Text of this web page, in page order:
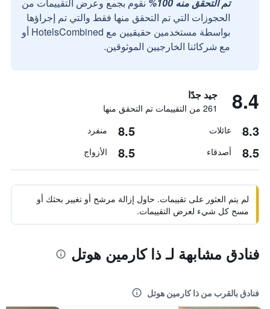
الحجوزات التي تم التحقق منها فقط والتي تم إجراؤها
بواسطة مستخدمين حقيقيين مع HotelsCombined أو
مع شركائنا الخارجيين الموثوقين.
8.4 جيد جدًا
261 من التقييمات تم التحقق منها
8.3 عائلات 8.5 منفرد
8.5 أصدقاء 8.5 الأزواج
لم يتم العثور على تقييمات. حاول إزالة مرشح أو تغيير بحثك أو
مسح كل شيء لعرض التقييمات.
فنادق مشابهة لـ ذا كارمين هوتل
فنادق بالقرب من ذا كارمين هوتل